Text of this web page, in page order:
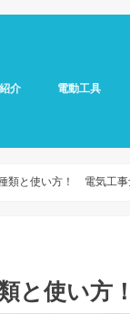
介 電動工具
類と使い方！ 電気工事
と使い